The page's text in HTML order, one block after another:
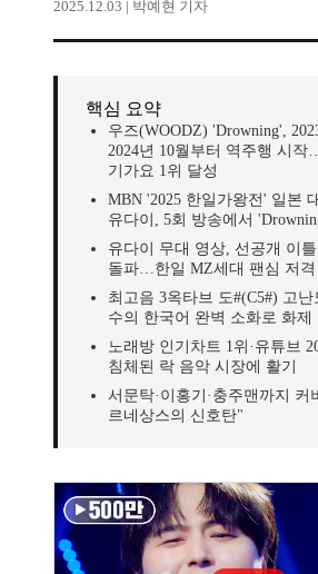
2025.12.03 | 박예현 기자
핵심 요약
우즈(WOODZ) 'Drowning',
2024년 10월부터 역주행 시작
기가요 1위 달성
MBN '2025 한일가왕전' 일본
유다이, 5회 방송에서
유다이 무대 영상, 선공개 이
돌파…한일 MZ세대 팬심 저격
최고음 3옥타브 도#(C5#) 고
수의 한국어 완벽 소화로 화제
노래방 인기차트 1위·유튜브
침체된 락 음악 시장에 활기
서문탁·이홍기·충주맨까지
르네상스의 신호탄"